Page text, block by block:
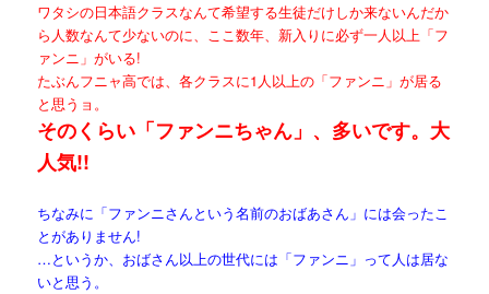
ワタシの日本語クラスなんて希望する生徒だけしか来ないんだか
ら人数なんて少ないのに、ここ数年、新入りに必ず一人以上「フ
ァンニ」がいる!
たぶんフニャ高では、各クラスに1人以上の「ファンニ」が居る
と思うョ。
そのくらい「ファンニちゃん」、多いです。大
人気!!
ちなみに「ファンニさんという名前のおばあさん」には会ったこ
とがありません!
…というか、おばさん以上の世代には「ファンニ」って人は居な
いと思う。